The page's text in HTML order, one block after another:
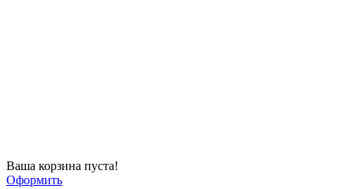
Ваша корзина пуста!
Оформить